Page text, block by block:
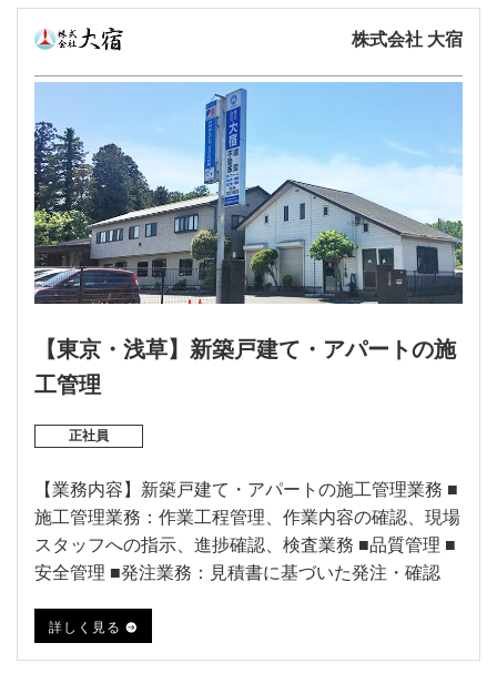
株式会社 大宿
【東京・浅草】新築戸建て・アパートの施
工管理
正社員
【業務内容】新築戸建て・アパートの施工管理業務 ■
施工管理業務：作業工程管理、作業内容の確認、現場
スタッフへの指示、進捗確認、検査業務 ■品質管理 ■
安全管理 ■発注業務：見積書に基づいた発注・確認
詳しく見る